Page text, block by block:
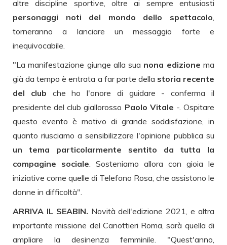
altre discipline sportive, oltre ai sempre entusiasti
personaggi noti del mondo dello spettacolo
torneranno a lanciare un messaggio forte e
inequivocabile.
"La manifestazione giunge alla sua nona edizione ma
già da tempo è entrata a far parte della storia recente
del club che ho l'onore di guidare - conferma il
presidente del club giallorosso Paolo Vitale -. Ospitare
questo evento è motivo di grande soddisfazione, in
quanto riusciamo a sensibilizzare l'opinione pubblica su
un tema particolarmente sentito da tutta la
compagine sociale . Sosteniamo allora con gioia le
iniziative come quelle di Telefono Rosa, che assistono le
donne in difficoltà".
ARRIVA IL SEABIN. Novità dell'edizione 2021, e altra
importante missione del Canottieri Roma, sarà quella di
ampliare la desinenza femminile. "Quest'anno,